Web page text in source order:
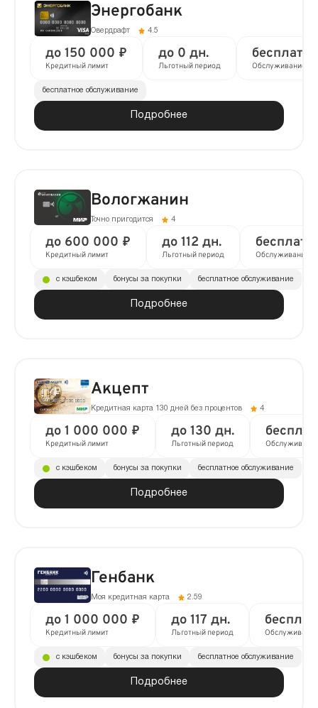
Энергобанк
Овердрафт 4.5
до 150 000 ₽
Кредитный лимит
до 0 дн.
Льготный период
бесплатно
Обслуживание
Подробнее
бесплатное обслуживание
Вологжанин
Точно пригодится 4
до 600 000 ₽
Кредитный лимит
до 112 дн.
Льготный период Обслуживание
Подробнее
с кэшбеком бонусы за покупки бесплатное обслуживание
Акцепт
Кредитная карта 130 дней без процентов 4
до 1 000 000 ₽
Кредитный лимит
до 130 дн.
Льготный период
Подробнее
с кэшбеком бонусы за покупки бесплатное обслуживание
Генбанк
Моя кредитная карта 2.59
до 1 000 000 ₽
Кредитный лимит
до 117 дн.
Льготный период Обслуживание
Подробнее
с кэшбеком бонусы за покупки бесплатное обслуживание